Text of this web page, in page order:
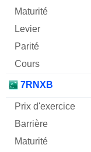
7RNXB